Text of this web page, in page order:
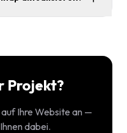
Projekt?
Ihre Website an —
dabei.